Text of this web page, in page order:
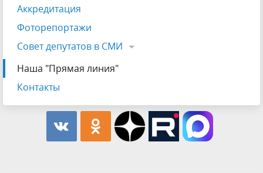
Аккредитация
Фоторепортажи
Совет депутатов в СМИ
Наша "Прямая линия"
Контакты